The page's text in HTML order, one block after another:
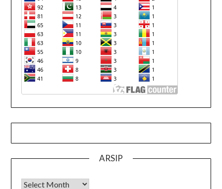
ARSIP
Arsip